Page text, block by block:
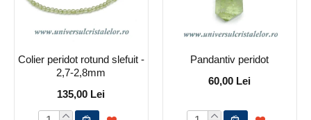
Colier peridot rotund slefuit -
2,7-2,8mm
135,00 Lei
Pandantiv peridot
60,00 Lei